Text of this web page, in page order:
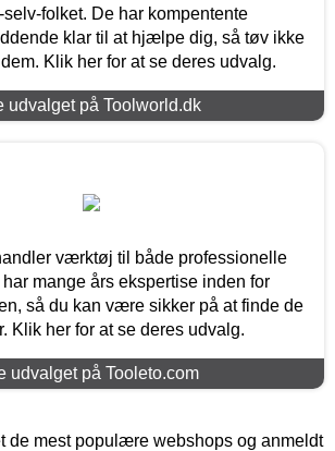
folket. De har kompentente
klar til at hjælpe dig, så tøv ikke
Klik her for at se deres udvalg.
udvalget på Toolworld.dk
værktøj til både professionelle
mange års ekspertise inden for
så du kan være sikker på at finde de
Klik her for at se deres udvalg.
udvalget på Tooleto.com
de mest populære webshops og anmeldt